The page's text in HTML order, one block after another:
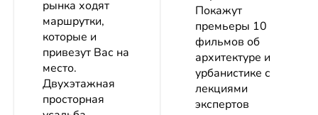
рынка ходят
маршрутки,
которые и
привезут Вас на
место.
Двухэтажная
просторная
Покажут
премьеры 10
фильмов об
архитектуре и
урбанистике с
лекциями
экспертов